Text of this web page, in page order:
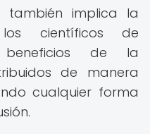
también implica la
científicos de
de la
de manera
cualquier forma